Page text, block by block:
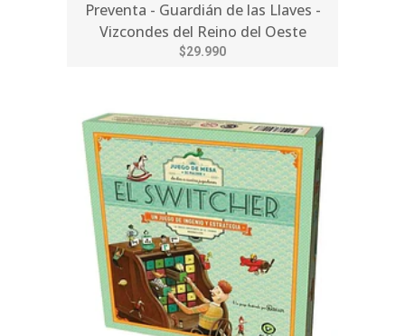
Preventa - Guardián de las Llaves -
Vizcondes del Reino del Oeste
$29.990